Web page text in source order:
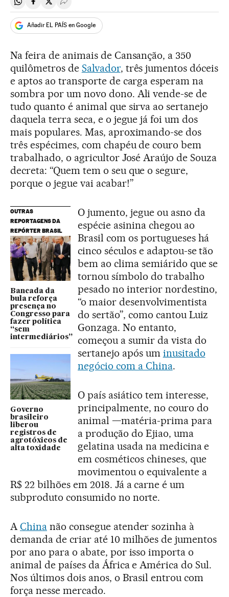
Compartir en Whatsapp
Compartir en Facebook
Compartir en Twitter
Desplegar Redes Sociales
Añadir EL PAÍS en Google
Na feira de animais de Cansanção, a 350
quilômetros de Salvador, três jumentos dóceis
e aptos ao transporte de carga esperam na
sombra por um novo dono. Ali vende-se de
tudo quanto é animal que sirva ao sertanejo
daquela terra seca, e o jegue já foi um dos
mais populares. Mas, aproximando-se dos
três espécimes, com chapéu de couro bem
trabalhado, o agricultor José Araújo de Souza
decreta: “Quem tem o seu que o segure,
porque o jegue vai acabar!”
OUTRAS
REPORTAGENS DA
REPÓRTER BRASIL
Bancada da
bula reforça
presença no
Congresso para
fazer política
“sem
intermediários”
Governo
brasileiro
liberou
registros de
agrotóxicos de
alta toxidade
O jumento, jegue ou asno da
espécie asinina chegou ao
Brasil com os portugueses há
cinco séculos e adaptou-se tão
bem ao clima semiárido que se
tornou símbolo do trabalho
pesado no interior nordestino,
“o maior desenvolvimentista
do sertão”, como cantou Luiz
Gonzaga. No entanto,
começou a sumir da vista do
sertanejo após um inusitado
negócio com a China.
O país asiático tem interesse,
principalmente, no couro do
animal —matéria-prima para
a produção do Ejiao, uma
gelatina usada na medicina e
em cosméticos chineses, que
movimentou o equivalente a
R$ 22 bilhões em 2018. Já a carne é um
subproduto consumido no norte.
AChinanão consegue atender sozinha à
demanda de criar até 10 milhões de jumentos
por ano para o abate, por isso importa o
animal de países da África e América do Sul.
Nos últimos dois anos, o Brasil entrou com
força nesse mercado.